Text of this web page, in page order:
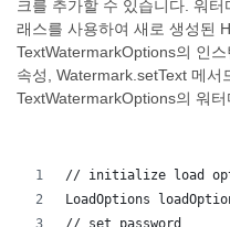
크를 추가할 수 있습니다. 워터
래스를 사용하여 새로 생성된
TextWatermarkOptions의 인
속성, Watermark.setText 메서
TextWatermarkOptions의 워
// initialize load
LoadOptions
// set password